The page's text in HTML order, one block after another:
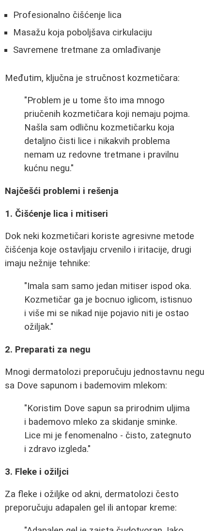
Profesionalno čišćenje lica
Masažu koja poboljšava cirkulaciju
Savremene tretmane za omlađivanje
Međutim, ključna je stručnost kozmetičara:
"Problem je u tome što ima mnogo
priučenih kozmetičara koji nemaju pojma.
Našla sam odličnu kozmetičarku koja
detaljno čisti lice i nikakvih problema
nemam uz redovne tretmane i pravilnu
kućnu negu."
Najčešći problemi i rešenja
1. Čišćenje lica i mitiseri
Dok neki kozmetičari koriste agresivne metode
čišćenja koje ostavljaju crvenilo i iritacije, drugi
imaju nežnije tehnike:
"Imala sam samo jedan mitiser ispod oka.
Kozmetičar ga je bocnuo iglicom, istisnuo
i više mi se nikad nije pojavio niti je ostao
ožiljak."
2. Preparati za negu
Mnogi dermatolozi preporučuju jednostavnu negu
sa Dove sapunom i bademovim mlekom:
"Koristim Dove sapun sa prirodnim uljima
i bademovo mleko za skidanje sminke.
Lice mi je fenomenalno - čisto, zategnuto
i zdravo izgleda."
3. Fleke i ožiljci
Za fleke i ožiljke od akni, dermatolozi često
preporučuju adapalen gel ili antopar kreme: